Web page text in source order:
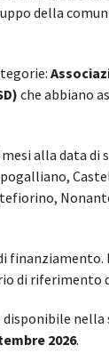
della
che abbiano
alla data di
di riferimento
nella
2026.